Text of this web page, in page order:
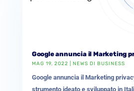
Google annuncia il Marketing
MAG 19, 2022 NEWS DI BUSINESS
Google annuncia il Marketing
strumento ideato e sviluppato in